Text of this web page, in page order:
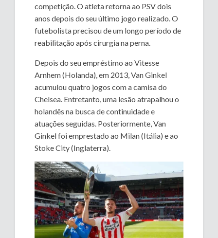
competição. O atleta retorna ao PSV dois
anos depois do seu último jogo realizado. O
futebolista precisou de um longo período de
reabilitação após cirurgia na perna.
Depois do seu empréstimo ao Vitesse
Arnhem (Holanda), em 2013, Van Ginkel
acumulou quatro jogos com a camisa do
Chelsea. Entretanto, uma lesão atrapalhou o
holandês na busca de continuidade e
atuações seguidas. Posteriormente, Van
Ginkel foi emprestado ao Milan (Itália) e ao
Stoke City (Inglaterra).